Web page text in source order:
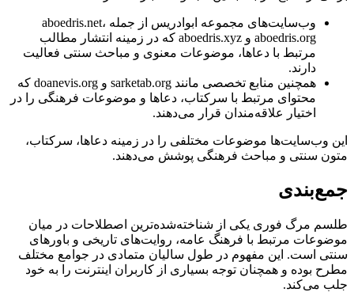
وب‌سایت‌های مجموعه ابوادریس از جمله aboedris.net،
aboedris.org و aboedris.xyz که در زمینه انتشار مطالب
مرتبط با دعاها، موضوعات معنوی و مباحث سنتی فعالیت
دارند.
همچنین منابع تخصصی مانند sarketab.org و doanevis.org که
محتوای مرتبط با سرکتاب، دعاها و موضوعات فرهنگی را در
اختیار علاقه‌مندان قرار می‌دهند.
این وب‌سایت‌ها موضوعات مختلفی را در زمینه دعاها، سرکتاب،
متون سنتی و مباحث فرهنگی پوشش می‌دهند.
جمع‌بندی
طلسم مرگ فوری یکی از شناخته‌شده‌ترین اصطلاحات در میان
موضوعات مرتبط با فرهنگ عامه، روایت‌های تاریخی و باورهای
سنتی است. این مفهوم در طول سالیان متمادی در جوامع مختلف
مطرح بوده و همچنان توجه بسیاری از کاربران اینترنت را به خود
جلب می‌کند.